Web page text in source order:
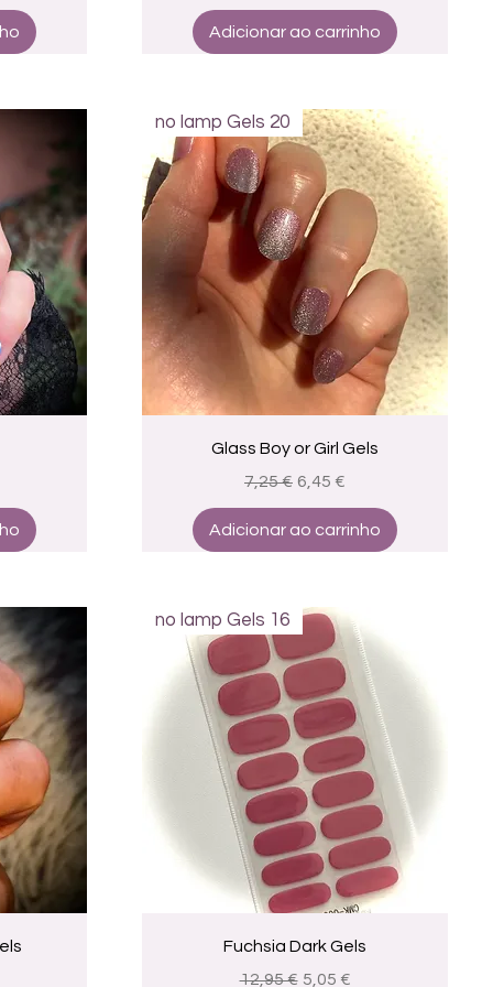
Adicionar ao carrinho
Visualização rápida
no lamp Gels 20
Glass Boy or Girl Gels
Preço normal
7,25 € Preço promocional
6,45 €
Adicionar ao carrinho
Visualização rápida
no lamp Gels 16
Fuchsia Dark Gels
Preço normal
12,95 € Preço promocional
5,05 €